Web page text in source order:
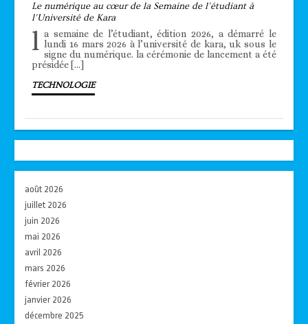
Le numérique au cœur de la Semaine de l’étudiant à
l’Université de Kara
l a semaine de l’étudiant, édition 2026, a démarré le
lundi 16 mars 2026 à l’université de kara, uk sous le
signe du numérique. la cérémonie de lancement a été
présidée […]
TECHNOLOGIE
août 2026
juillet 2026
juin 2026
mai 2026
avril 2026
mars 2026
février 2026
janvier 2026
décembre 2025